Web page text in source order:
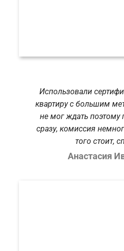
Использовали
квартиру с большим
не мог ждать поэтому
сразу, комиссия
того стоит,
Анастасия